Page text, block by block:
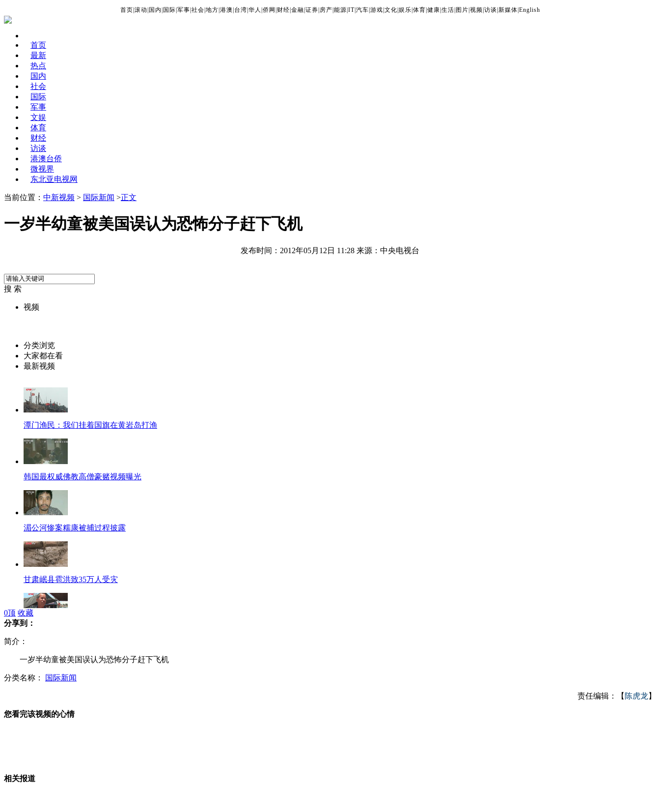
首页 滚动 国内 国际 军事 社会 地方 港澳 台湾 华人 侨网 财经 金融 证券 房产 能源 IT| 汽车 游戏 文化 娱乐 体育 健康 生活 图片 视频 访谈 新媒体 English
首页
最新
热点
国内
社会
国际
军事
文娱
体育
财经
访谈
港澳台侨
微视界
东北亚电视网
当前位置： 中新视频 > 国际新闻 >正文
一岁半幼童被美国误认为恐怖分子赶下飞机
发布时间：2012年05月12日 11:28 来源：中央电视台
搜 索
视频
分类浏览
大家都在看
最新视频
潭门渔民：我们挂着国旗在黄岩岛打渔
韩国最权威佛教高僧豪赌视频曝光
湄公河惨案糯康被捕过程披露
甘肃岷县雹洪致35万人受灾
美国仅三分之二年轻人有全职工作
央企注资300亿打造中国首个演艺圈
0顶 收藏
分享到：
简介：
一岁半幼童被美国误认为恐怖分子赶下飞机
分类名称： 国际新闻
责任编辑：【 陈虎龙 】
您看完该视频的心情
相关报道